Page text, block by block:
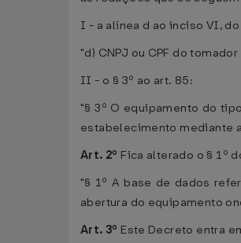
I - a alínea d ao inciso VI,
"d) CNPJ ou CPF do
II - o § 3º ao art. 85:
"§ 3º O equipamento do
estabelecimento mediante
Art. 2º Fica alterado o § 1º
"§ 1º A base de dados
abertura do equipamento
Art. 3º Este Decreto entra